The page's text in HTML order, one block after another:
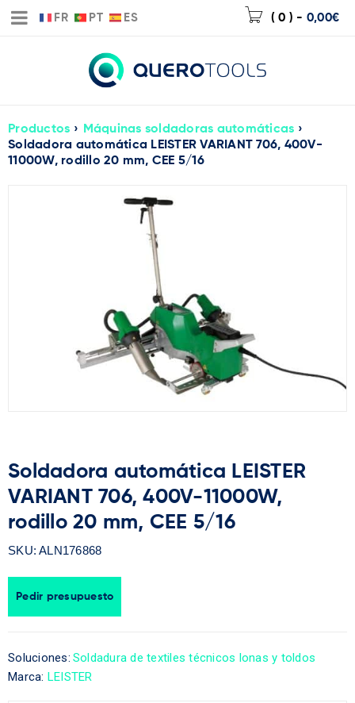
FR PT ES ( 0 ) - 0,00€
Productos › Máquinas soldadoras automáticas ›
Soldadora automática LEISTER VARIANT 706, 400V-
11000W, rodillo 20 mm, CEE 5/16
Soldadora automática LEISTER
VARIANT 706, 400V-11000W,
rodillo 20 mm, CEE 5/16
SKU: ALN176868
Pedir presupuesto
Soluciones: Soldadura de textiles técnicos lonas y toldos
Marca: LEISTER